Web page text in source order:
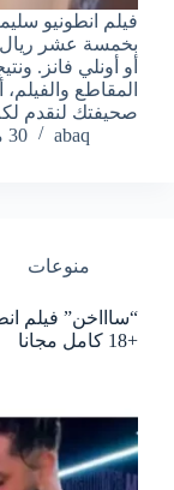
فيلم انطونيو
بخمسة عشر
أو أونلي فانز.
المقاطع
صحيفتك لنقدم
abaq
30 مايو، 2025
منوعات
“ساااخن” فيلم
+18 كامل مجانا